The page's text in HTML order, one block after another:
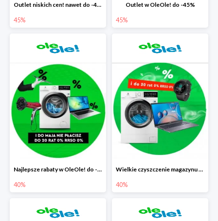
Outlet niskich cen! nawet do -45%
45%
Outlet w OleOle! do -45%
45%
Najlepsze rabaty w OleOle! do -40%
40%
Wielkie czyszczenie magazynu w OleOle! do -40%
40%